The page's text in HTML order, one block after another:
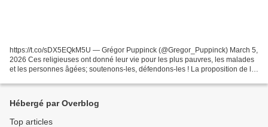
https://t.co/sDX5EQkM5U — Grégor Puppinck (@Gregor_Puppinck) March 5,
2026 Ces religieuses ont donné leur vie pour les plus pauvres, les malades
et les personnes âgées; soutenons-les, défendons-les ! La proposition de loi
Hébergé par Overblog
Top articles